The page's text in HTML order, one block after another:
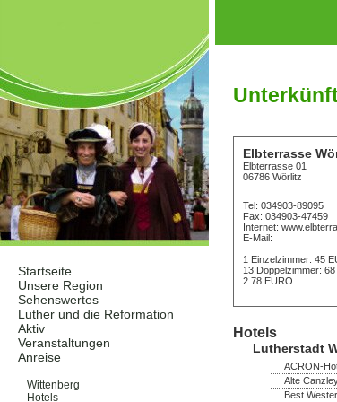
Startseite
Unsere Region
Sehenswertes
Luther und die Reformation
Aktiv
Veranstaltungen
Anreise
Wittenberg
Hotels
Elbterrasse
Elbterrasse 01
06786 Wörlitz
Tel: 034903-89095
Fax: 034903-47459
Internet:
E-Mail:
1 Einzelzimmer: 45
13 Doppelzimmer:
2 78 EURO
Hotels
Lutherstadt
ACRON-
Alte
Best